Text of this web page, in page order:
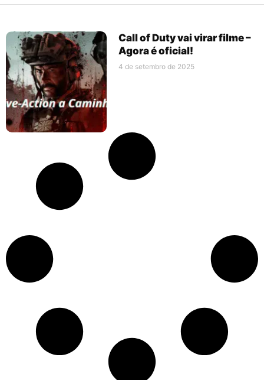
Call of Duty vai virar filme –
Agora é oficial!
4 de setembro de 2025